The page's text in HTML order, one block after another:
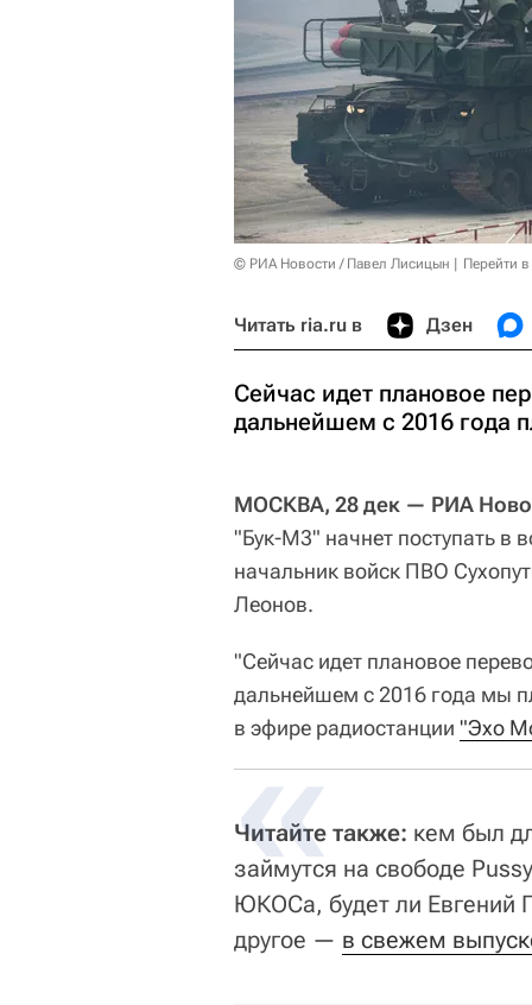
© РИА Новости / Павел Лисицын Перейти
Читать ria.ru в Дзен
Сейчас идет плановое
дальнейшем с 2016 года
МОСКВА, 28 дек — РИА
"Бук-М3" начнет поступать в
начальник войск ПВО
Леонов.
"Сейчас идет плановое
дальнейшем с 2016 года мы
в эфире радиостанции "Эхо
Читайте также: кем был
займутся на свободе
ЮКОСа, будет ли Евгений
другое — в свежем